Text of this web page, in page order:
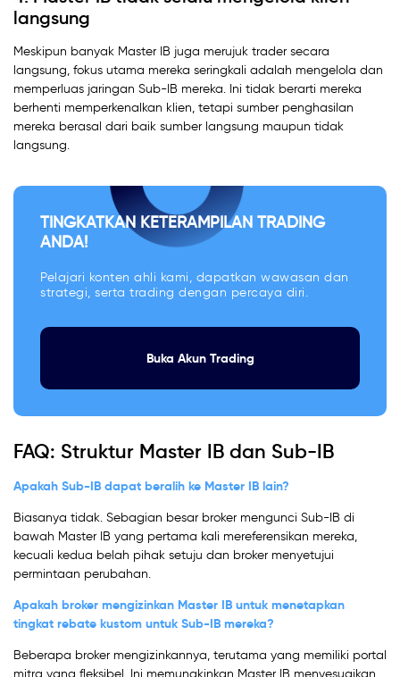
langsung
Meskipun banyak Master IB juga merujuk trader secara
langsung, fokus utama mereka seringkali adalah mengelola dan
memperluas jaringan Sub-IB mereka. Ini tidak berarti mereka
berhenti memperkenalkan klien, tetapi sumber penghasilan
mereka berasal dari baik sumber langsung maupun tidak
langsung.
TINGKATKAN KETERAMPILAN TRADING
ANDA!
Pelajari konten ahli kami, dapatkan wawasan dan
strategi, serta trading dengan percaya diri.
Buka Akun Trading
FAQ: Struktur Master IB dan Sub-IB
Apakah Sub-IB dapat beralih ke Master IB lain?
Biasanya tidak. Sebagian besar broker mengunci Sub-IB di
bawah Master IB yang pertama kali mereferensikan mereka,
kecuali kedua belah pihak setuju dan broker menyetujui
permintaan perubahan.
Apakah broker mengizinkan Master IB untuk menetapkan
tingkat rebate kustom untuk Sub-IB mereka?
Beberapa broker mengizinkannya, terutama yang memiliki portal
mitra yang fleksibel. Ini memungkinkan Master IB menyesuaikan